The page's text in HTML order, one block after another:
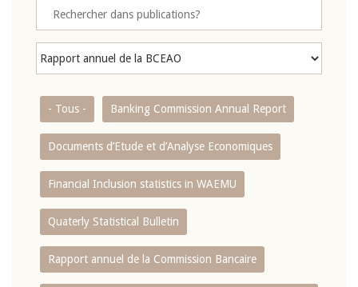
- Tous - Banking Commission Annual Report
Documents d’Etude et d’Analyse Economiques
Financial Inclusion statistics in WAEMU
Quaterly Statistical Bulletin
Rapport annuel de la Commission Bancaire